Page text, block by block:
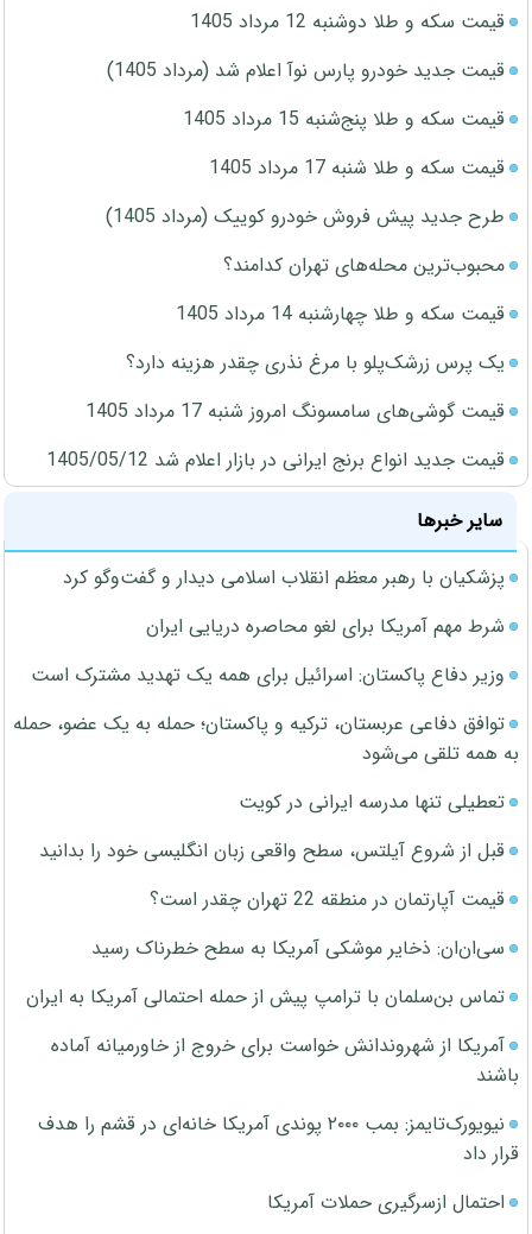
قیمت سکه و طلا دوشنبه 12 مرداد 1405
قیمت جدید خودرو پارس نوآ اعلام شد (مرداد 1405)
قیمت سکه و طلا پنج‌شنبه 15 مرداد 1405
قیمت سکه و طلا شنبه 17 مرداد 1405
طرح جدید پیش فروش خودرو کوییک (مرداد 1405)
محبوب‌ترین محله‌های تهران کدامند؟
قیمت سکه و طلا چهارشنبه 14 مرداد 1405
یک پرس زرشک‌پلو با مرغ نذری چقدر هزینه دارد؟
قیمت گوشی‌های سامسونگ امروز شنبه 17 مرداد 1405
قیمت جدید انواع برنج ایرانی در بازار اعلام شد 1405/05/12
سایر خبرها
پزشکیان با رهبر معظم انقلاب اسلامی دیدار و گفت‌وگو کرد
شرط مهم آمریکا برای لغو محاصره دریایی ایران
وزیر دفاع پاکستان: اسرائیل برای همه یک تهدید مشترک است
توافق دفاعی عربستان، ترکیه و پاکستان؛ حمله به یک عضو، حمله
به همه تلقی می‌شود
تعطیلی تنها مدرسه ایرانی در کویت
قبل از شروع آیلتس، سطح واقعی زبان انگلیسی خود را بدانید
قیمت آپارتمان در منطقه 22 تهران چقدر است؟
سی‌ان‌ان: ذخایر موشکی آمریکا به سطح خطرناک رسید
تماس بن‌سلمان با ترامپ پیش از حمله احتمالی آمریکا به ایران
آمریکا از شهروندانش خواست برای خروج از خاورمیانه آماده
باشند
نیویورک‌تایمز: بمب ۲۰۰۰ پوندی آمریکا خانه‌ای در قشم را هدف
قرار داد
احتمال ازسرگیری حملات آمریکا